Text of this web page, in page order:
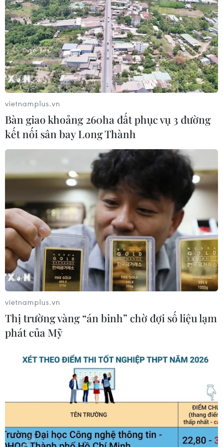
dông
08/08/2026 23:08
Áp thấp nhiệt đới đã suy yếu thành
một vùng áp thấp
08/08/2026 14:19
Trung Quốc nâng mức ứng phó khẩn
cấp với bão Dolphin
Điện Biên từng bước hình thành thị
trường tín chỉ carbon rừng
08/08/2026 06:50
Nghệ An: Lũ cuốn cầu tạm trên sông
Nậm Nơn khiến 3 bản ở xã Mỹ Lý bị
An Giang: Các bãi rác quá tải trong
khi dự án xử lý tập trung chậm tiến
Đà Nẵng tìm "lời giải bài toán" an
ninh nguồn nước
08/08/2026 05:05
vietnamplus.vn
Bàn giao khoảng 260ha đất phục vụ 3 đường
kết nối sân bay Long Thành
vietnamplus.vn
Thị trường vàng “án binh” chờ đợi số liệu lạm
phát của Mỹ